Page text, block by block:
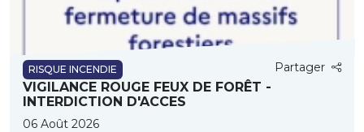
RISQUE INCENDIE Partager
VIGILANCE ROUGE FEUX DE FORÊT -
INTERDICTION D'ACCES
06 Août 2026